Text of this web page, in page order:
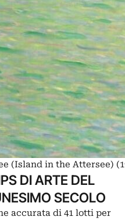
(Island in the Attersee)
DI ARTE DEL
SECOLO
accurata di 41 lotti per